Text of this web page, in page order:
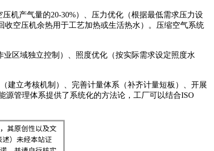
机产气量的20-30%）、压力优化（根据最低需求压力设
空压机余热用于工艺加热或生活热水）。压缩空气系统
区域独立控制）、照度优化（按实际需求设定照度水
建立考核机制）、完善计量体系（补齐计量短板）、开展
源管理体系提供了系统化的方法论，工厂可以结合ISO